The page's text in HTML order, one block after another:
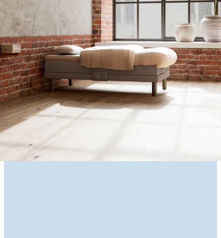
udvalg af flotte gavle, der kan sætte prikken over i’et i soveværelset.
Med BedMade Ease elevationsseng får du hele 15 års garanti på
ramme- og fjederbrud og 5 års garanti på motoren.